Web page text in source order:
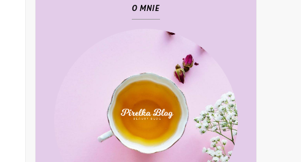
O MNIE